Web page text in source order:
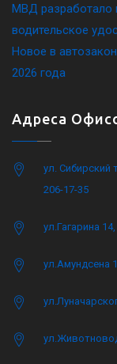
МВД разработало
водительское
Новое в
2026 года
Адреса
ул. Сибирский
206-17-35
ул.Гагарина
ул.Амундсена